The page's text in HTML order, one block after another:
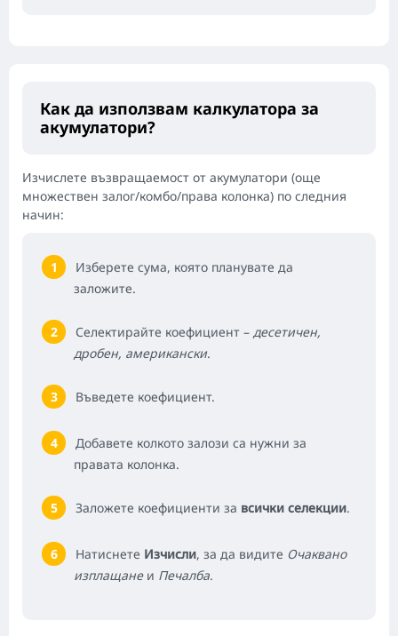
Как да използвам калкулатора за
акумулатори?
Изчислете възвращаемост от акумулатори (още
множествен залог/комбо/права колонка) по следния
начин:
Изберете сума, която планувате да
заложите.
Селектирайте коефициент – десетичен,
дробен, американски.
Въведете коефициент.
Добавете колкото залози са нужни за
правата колонка.
Заложете коефициенти за всички селекции.
Натиснете Изчисли, за да видите Очаквано
изплащанеи Печалба.